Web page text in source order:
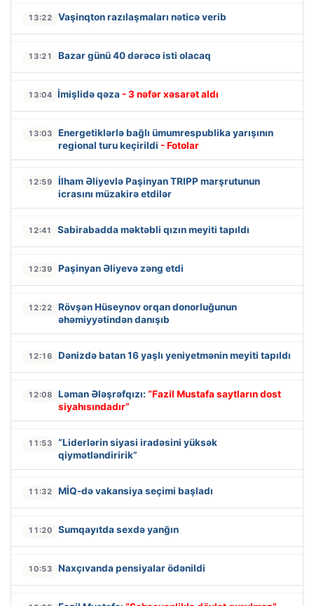
13:22 Vaşinqton razılaşmaları nəticə verib
13:21 Bazar günü 40 dərəcə isti olacaq
13:04 İmişlidə qəza - 3 nəfər xəsarət aldı
13:03
Energetiklərlə bağlı ümumrespublika yarışının
regional turu keçirildi - Fotolar
12:59
İlham Əliyevlə Paşinyan TRIPP marşrutunun
icrasını müzakirə etdilər
12:41 Sabirabadda məktəbli qızın meyiti tapıldı
12:39 Paşinyan Əliyevə zəng etdi
12:22
Rövşən Hüseynov orqan donorluğunun
əhəmiyyətindən danışıb
12:16 Dənizdə batan 16 yaşlı yeniyetmənin meyiti tapıldı
12:08 Ləman Ələşrəfqızı: “Fazil Mustafa saytların dost
siyahısındadır”
11:53
“Liderlərin siyasi iradəsini yüksək
qiymətləndiririk”
11:32 MİQ-də vakansiya seçimi başladı
11:20 Sumqayıtda sexdə yanğın
10:53 Naxçıvanda pensiyalar ödənildi